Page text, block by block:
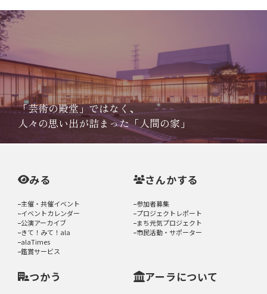
「芸術の殿堂」ではなく、
人々の思い出が詰まった「人間の家」
みる
主催・共催イベント
イベントカレンダー
公演アーカイブ
きて！みて！ala
alaTimes
鑑賞サービス
さんかする
参加者募集
プロジェクトレポート
まち元気プロジェクト
市民活動・サポーター
つかう アーラについて